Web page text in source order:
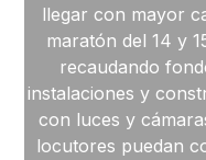
llegar con mayor
maratón del 14 y
recaudando
instalaciones y
con luces y
locutores puedan